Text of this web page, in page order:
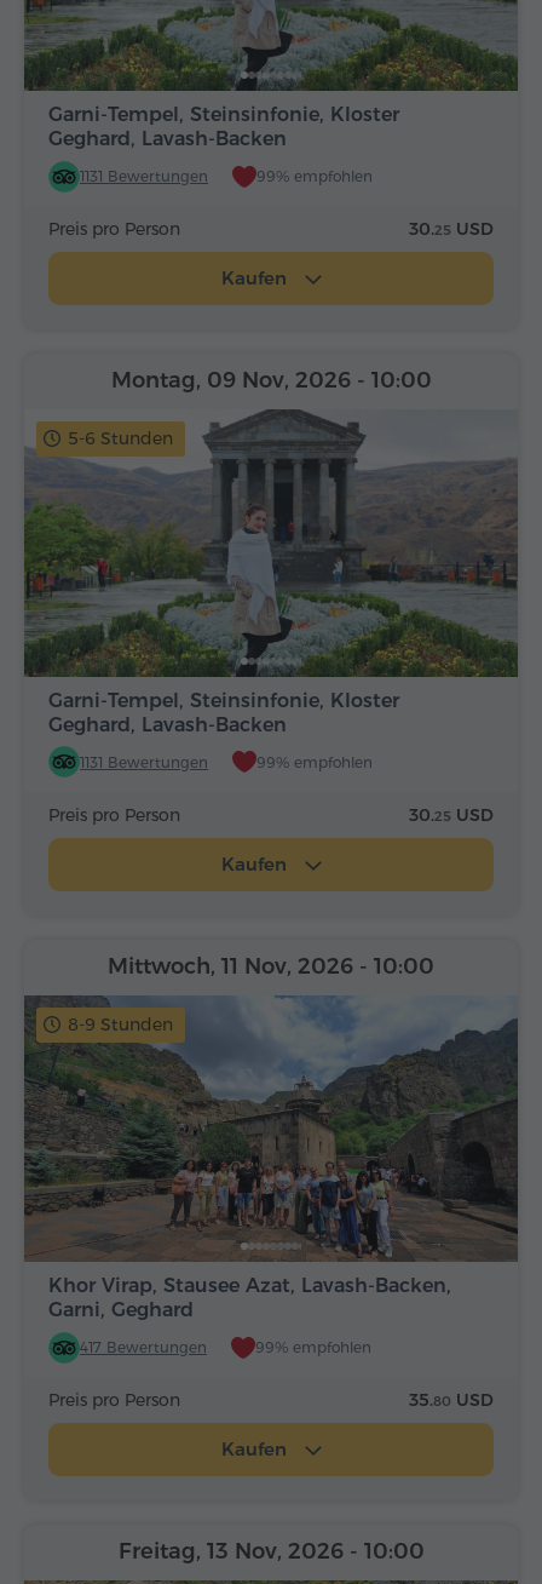
Garni-Tempel, Steinsinfonie, Kloster
Geghard, Lavash-Backen
1131 Bewertungen 99% empfohlen
Preis pro Person 30.25 USD
Kaufen
5-6 Stunden
Garni-Tempel, Steinsinfonie, Kloster
Geghard, Lavash-Backen
1131 Bewertungen 99% empfohlen
Montag, 09 Nov, 2026 - 10:00
Preis pro Person 30.25 USD
Kaufen
8-9 Stunden
Khor Virap, Stausee Azat, Lavash-Backen,
Garni, Geghard
417 Bewertungen 99% empfohlen
Mittwoch, 11 Nov, 2026 - 10:00
Preis pro Person 35.80 USD
Kaufen
Freitag, 13 Nov, 2026 - 10:00